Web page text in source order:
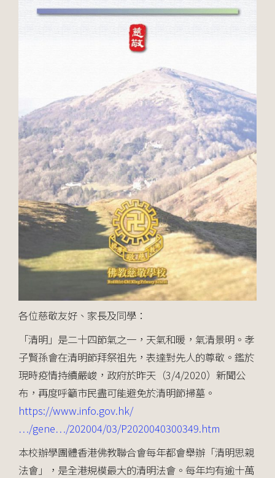
各位慈敬友好、家長及同學：
「清明」是二十四節氣之一，天氣和暖，氣清景明。孝
子賢孫會在清明節拜祭祖先，表達對先人的尊敬。鑑於
現時疫情持續嚴峻，政府於昨天（3/4/2020）新聞公
布，再度呼籲市民盡可能避免於清明節掃墓。
https://www.info.gov.hk/
…/gene…/202004/03/P2020040300349.htm
本校辦學團體香港佛教聯合會每年都會舉辦「清明思親
法會」，是全港規模最大的清明法會。每年均有逾十萬